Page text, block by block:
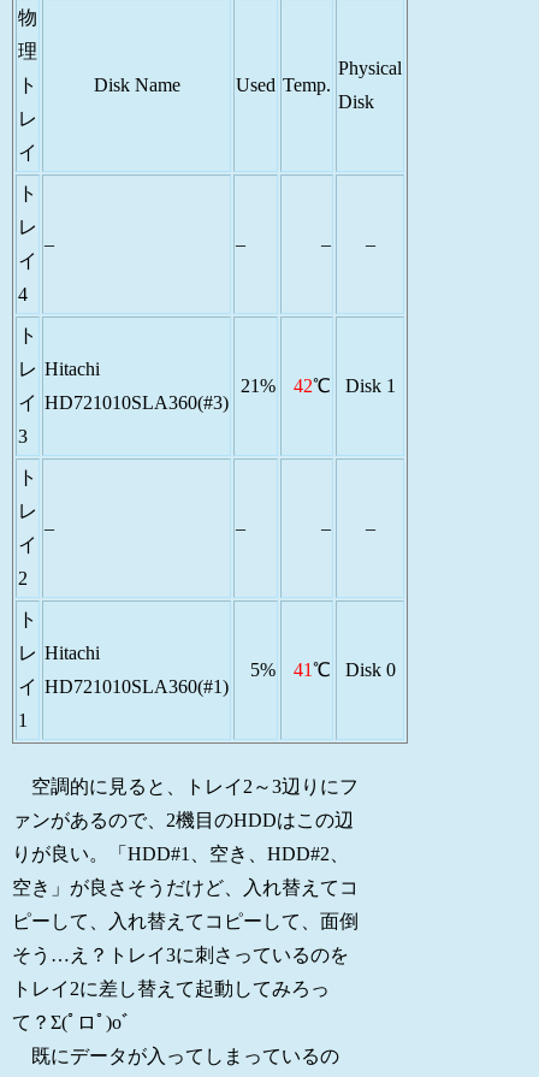
物
理
ト
レ
イ
Disk Name Used Temp.
Physical
Disk
ト
レ
イ
4
– – – –
ト
レ
イ
3
Hitachi
HD721010SLA360(#3)
21% 42℃ Disk 1
ト
レ
イ
2
– – – –
ト
レ
イ
1
Hitachi
HD721010SLA360(#1)
5% 41℃ Disk 0
空調的に見ると、トレイ2～3辺りにフ
ァンがあるので、2機目のHDDはこの辺
りが良い。「HDD#1、空き、HDD#2、
空き」が良さそうだけど、入れ替えてコ
ピーして、入れ替えてコピーして、面倒
そう…え？トレイ3に刺さっているのを
トレイ2に差し替えて起動してみろっ
て？Σ(ﾟロﾟ)oﾞ
既にデータが入ってしまっているの